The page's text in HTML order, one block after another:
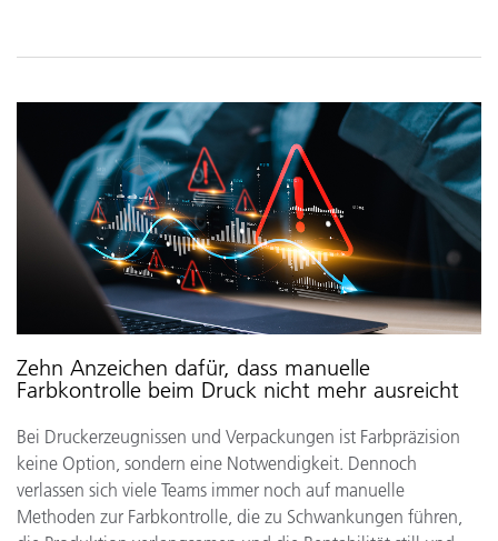
Zehn Anzeichen dafür, dass manuelle
Farbkontrolle beim Druck nicht mehr ausreicht
Bei Druckerzeugnissen und Verpackungen ist Farbpräzision
keine Option, sondern eine Notwendigkeit. Dennoch
verlassen sich viele Teams immer noch auf manuelle
Methoden zur Farbkontrolle, die zu Schwankungen führen,